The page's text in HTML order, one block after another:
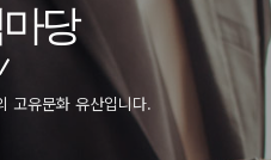
당
고유문화 유산입니다.